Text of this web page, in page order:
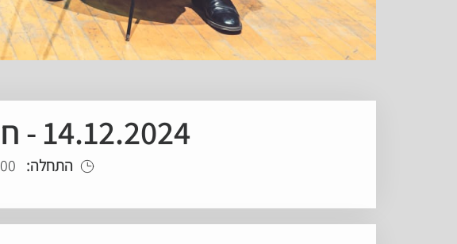
14.12.2024 - חורף רוסי: השלישיות הגדולות
התחלה: